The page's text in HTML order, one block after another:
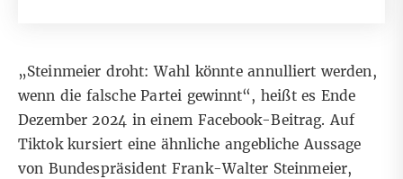
„Steinmeier droht: Wahl könnte annulliert werden,
wenn die falsche Partei gewinnt“, heißt es Ende
Dezember 2024 in einem Facebook-Beitrag. Auf
Tiktokkursiert eine ähnliche angebliche Aussage
von Bundespräsident Frank-Walter Steinmeier,